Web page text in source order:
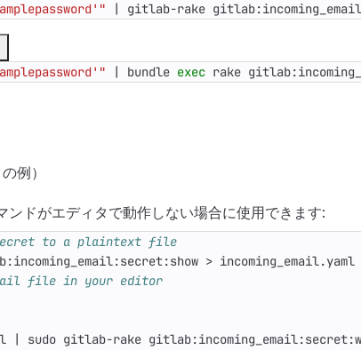
| gitlab-rake
| bundle exec rake
例）
ンドがエディタで動作しない場合に使用できます:
to a plaintext file
file in your editor
|